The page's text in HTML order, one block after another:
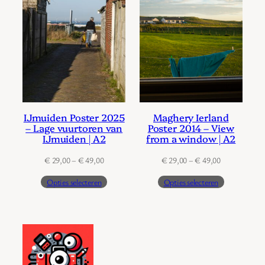
IJmuiden Poster 2025
– Lage vuurtoren van
IJmuiden | A2
€ 29,00– €49,00Prijsklasse:
tot
Opties selecteren
Maghery Ierland
Poster 2014 – View
from a window | A2
€ 29,00–€ 49,00Prijsklasse:
tot
Opties selecteren